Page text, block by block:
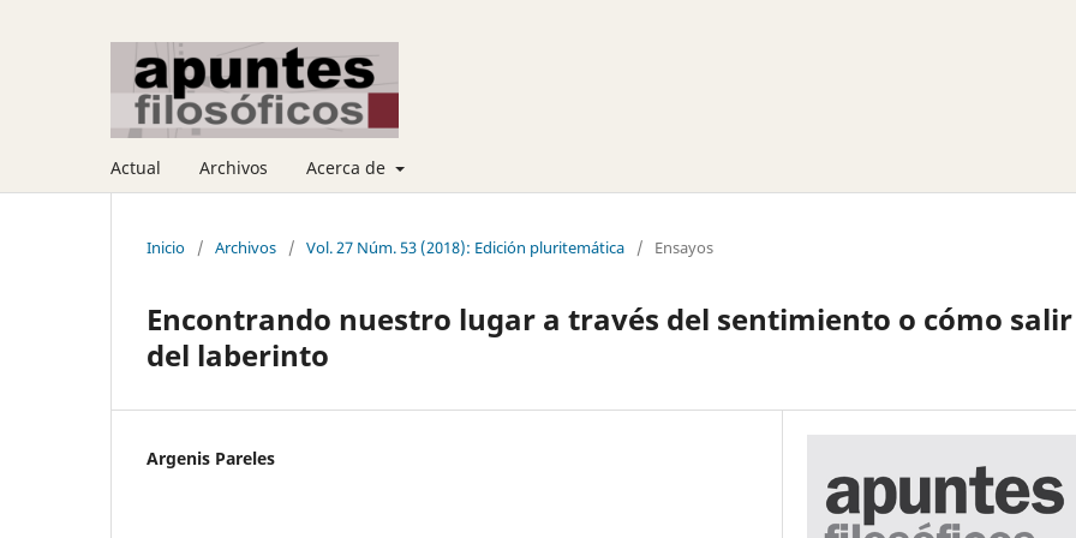
Actual Archivos Acerca de
Inicio / Archivos / Vol. 27 Núm. 53 (2018): Edición pluritemática / Ensayos
Encontrando nuestro lugar a través del sentimiento o cómo salir
del laberinto
Argenis Pareles